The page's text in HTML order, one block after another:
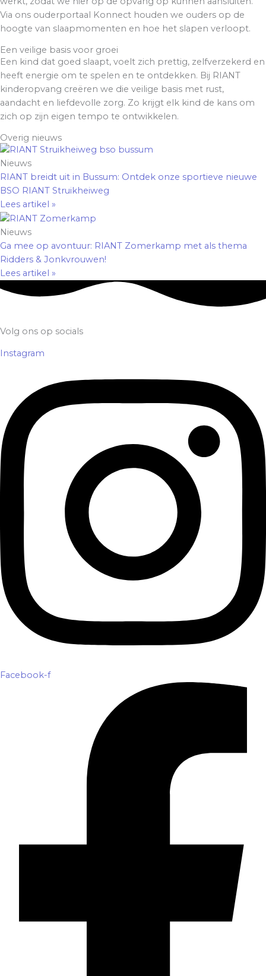
Via ons ouderportaal Konnect houden we ouders op de
hoogte van slaapmomenten en hoe het slapen verloopt.
Een veilige basis voor groei
Een kind dat goed slaapt, voelt zich prettig, zelfverzekerd en
heeft energie om te spelen en te ontdekken. Bij RIANT
kinderopvang creëren we die veilige basis met rust,
aandacht en liefdevolle zorg. Zo krijgt elk kind de kans om
zich op zijn eigen tempo te ontwikkelen.
Overig nieuws
Nieuws
RIANT breidt uit in Bussum: Ontdek onze sportieve nieuwe
BSO RIANT Struikheiweg
Lees artikel »
Nieuws
Ga mee op avontuur: RIANT Zomerkamp met als thema
Ridders & Jonkvrouwen!
Lees artikel »
Volg ons op socials
Instagram
Facebook-f